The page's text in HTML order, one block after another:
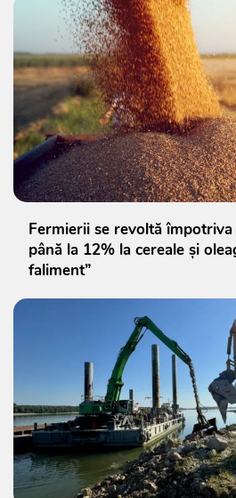
Fermierii se revoltă
până la 12% la cereale și
faliment”